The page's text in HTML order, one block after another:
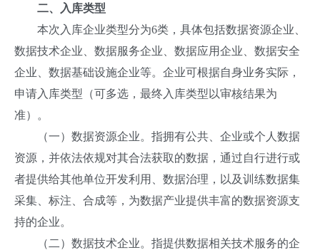
二、入库类型
本次入库企业类型分为6类，具体包括数据资源企业、
数据技术企业、数据服务企业、数据应用企业、数据安全
企业、数据基础设施企业等。企业可根据自身业务实际，
申请入库类型（可多选，最终入库类型以审核结果为
准）。
（一）数据资源企业。指拥有公共、企业或个人数据
资源，并依法依规对其合法获取的数据，通过自行进行或
者提供给其他单位开发利用、数据治理，以及训练数据集
采集、标注、合成等，为数据产业提供丰富的数据资源支
持的企业。
（二）数据技术企业。指提供数据相关技术服务的企